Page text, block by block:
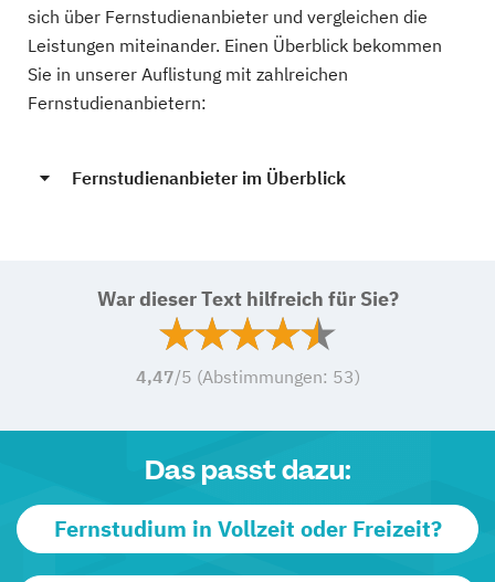
sich über Fernstudienanbieter und vergleichen die
Leistungen miteinander. Einen Überblick bekommen
Sie in unserer Auflistung mit zahlreichen
Fernstudienanbietern:
Fernstudienanbieter im Überblick
War dieser Text hilfreich für Sie?
4,47/5 (Abstimmungen: 53)
Das passt dazu:
Fernstudium in Vollzeit oder Freizeit?